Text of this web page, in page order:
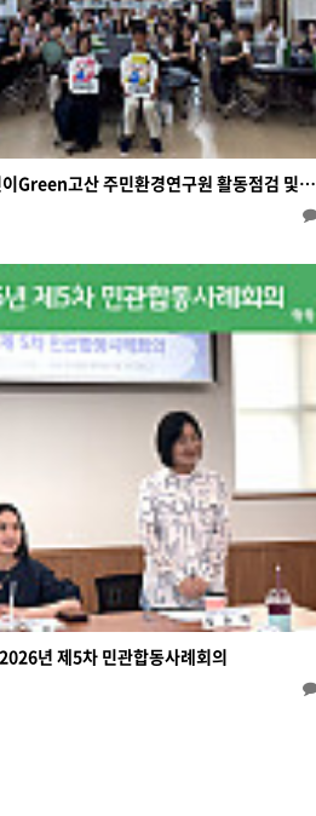
Green고산 주민환경연구원 활동점검 및…
2026년 제5차 민관합동사례회의